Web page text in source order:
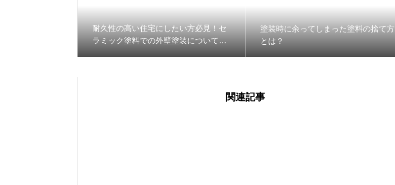
耐久性の高い住宅にしたい方必見！セ
ラミック塗料での外壁塗装について紹
塗装時に余ってしまった塗料の捨て方
とは？
関連記事